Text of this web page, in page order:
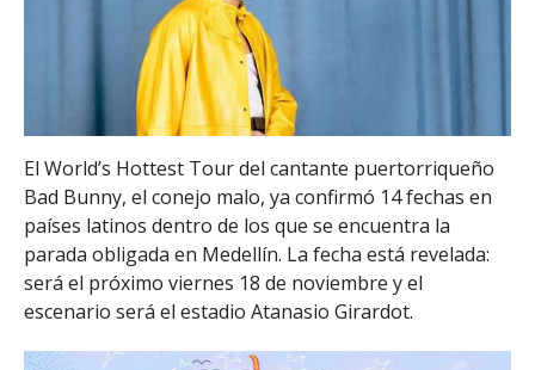
El World’s Hottest Tour del cantante puertorriqueño
Bad Bunny, el conejo malo, ya confirmó 14 fechas en
países latinos dentro de los que se encuentra la
parada obligada en Medellín. La fecha está revelada:
será el próximo viernes 18 de noviembre y el
escenario será el estadio Atanasio Girardot.